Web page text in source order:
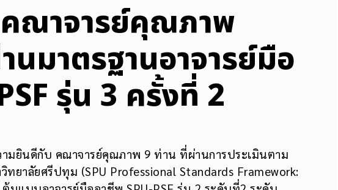
ณาจารย์คุณภาพ
มาตรฐานอาจารย์มือ
รุ่น 3 ครั้งที่ 2
มยินดีกับ คณาจารย์คุณภาพ 9 ท่าน ที่ผ่านการประเมินตาม
ยาลัยศรีปทุม (SPU Professional Standards Framework: